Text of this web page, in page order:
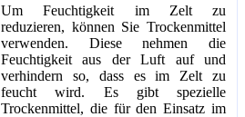
Um Feuchtigkeit im Zelt zu
reduzieren, können Sie Trockenmittel
verwenden. Diese nehmen die
Feuchtigkeit aus der Luft auf und
verhindern so, dass es im Zelt zu
feucht wird. Es gibt spezielle
Trockenmittel, die für den Einsatz im